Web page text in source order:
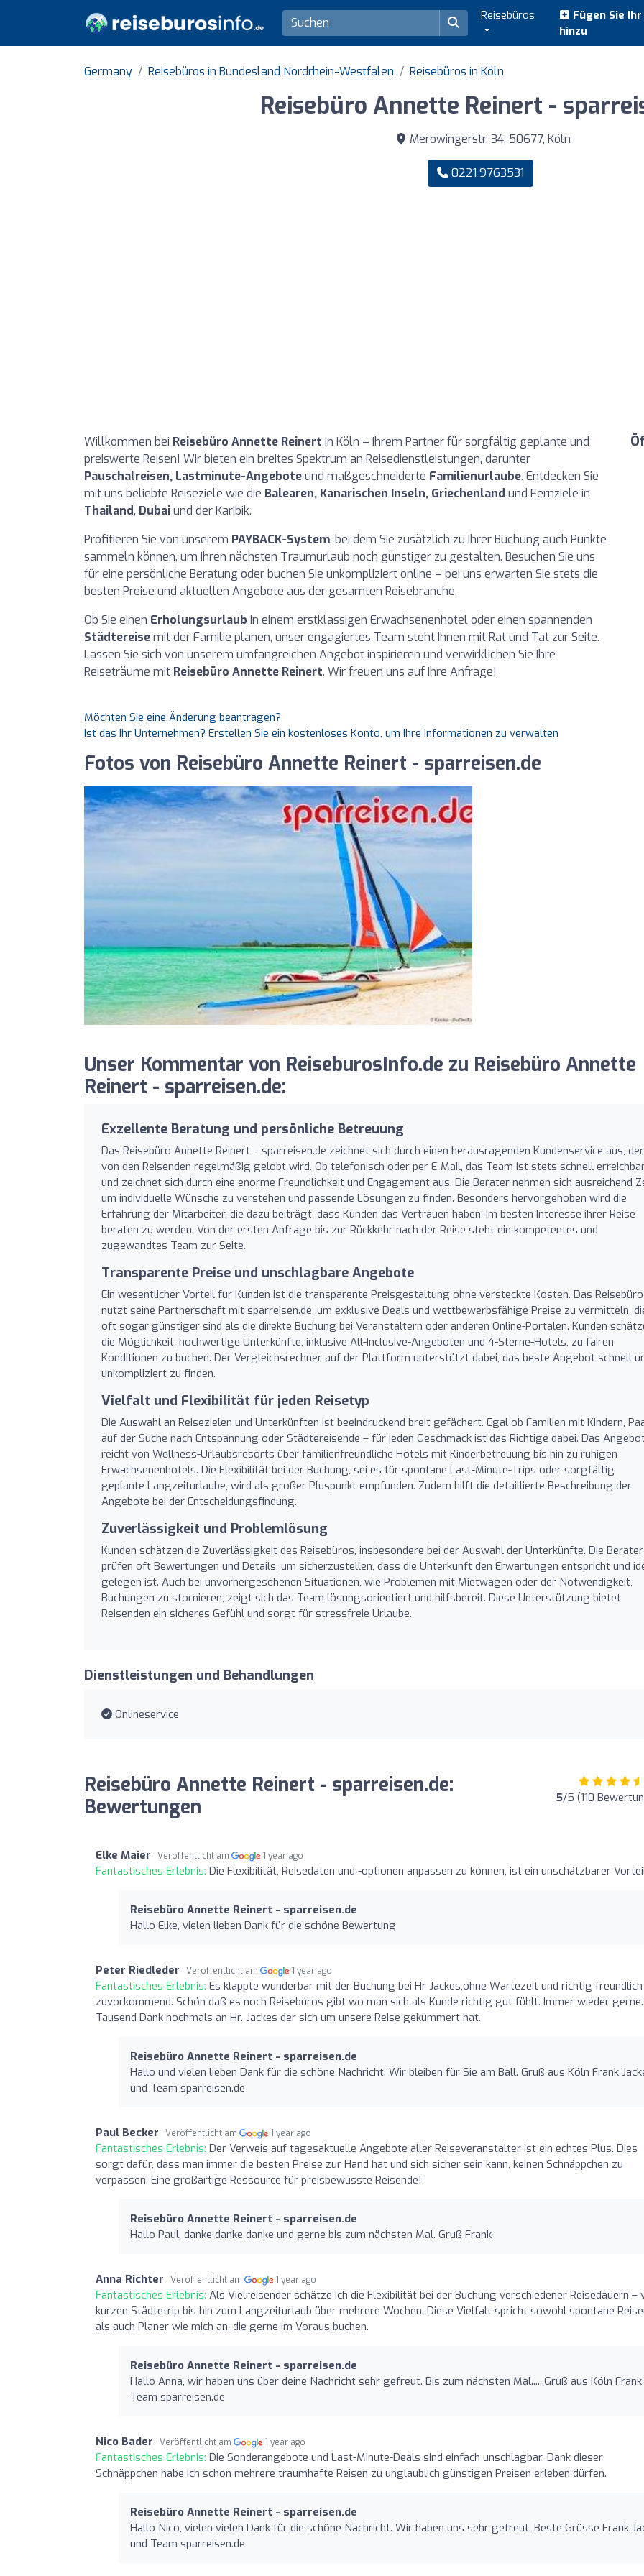
Reisebüros
Fügen Sie
hinzu
Germany Reisebüros in Bundesland Nordrhein-Westfalen Reisebüros in Köln
Reisebüro Annette Reinert -
Merowingerstr. 34, 50677, Köln
0221 9763531
Willkommen bei Reisebüro Annette Reinert in Köln – Ihrem Partner für sorgfältig geplante und
preiswerte Reisen! Wir bieten ein breites Spektrum an Reisedienstleistungen, darunter
Pauschalreisen, Lastminute-Angeboteund maßgeschneiderte Familienurlaube. Entdecken Sie
mit uns beliebte Reiseziele wie die Balearen, Kanarischen Inseln, Griechenland und Fernziele in
Thailand, Dubaiund der Karibik.
Profitieren Sie von unserem PAYBACK-System, bei dem Sie zusätzlich zu Ihrer Buchung auch Punkte
sammeln können, um Ihren nächsten Traumurlaub noch günstiger zu gestalten. Besuchen Sie uns
für eine persönliche Beratung oder buchen Sie unkompliziert online – bei uns erwarten Sie stets die
besten Preise und aktuellen Angebote aus der gesamten Reisebranche.
Ob Sie einen Erholungsurlaub in einem erstklassigen Erwachsenenhotel oder einen spannenden
Städtereisemit der Familie planen, unser engagiertes Team steht Ihnen mit Rat und Tat zur Seite.
Lassen Sie sich von unserem umfangreichen Angebot inspirieren und verwirklichen Sie Ihre
Reiseträume mit Reisebüro Annette Reinert. Wir freuen uns auf Ihre Anfrage!
Möchten Sie eine Änderung beantragen?
Ist das Ihr Unternehmen? Erstellen Sie ein kostenloses Konto, um Ihre Informationen zu verwalten
Fotos von Reisebüro Annette Reinert - sparreisen.de
Unser Kommentar von ReiseburosInfo.de zu Reisebüro Annette
Reinert - sparreisen.de:
Exzellente Beratung und persönliche Betreuung
Das Reisebüro Annette Reinert – sparreisen.de zeichnet sich durch einen herausragenden Kundenservice aus, der
von den Reisenden regelmäßig gelobt wird. Ob telefonisch oder per E-Mail, das Team ist stets schnell
und zeichnet sich durch eine enorme Freundlichkeit und Engagement aus. Die Berater nehmen sich ausreichend
um individuelle Wünsche zu verstehen und passende Lösungen zu finden. Besonders hervorgehoben wird die
Erfahrung der Mitarbeiter, die dazu beiträgt, dass Kunden das Vertrauen haben, im besten Interesse ihrer Reise
beraten zu werden. Von der ersten Anfrage bis zur Rückkehr nach der Reise steht ein kompetentes und
zugewandtes Team zur Seite.
Transparente Preise und unschlagbare Angebote
Ein wesentlicher Vorteil für Kunden ist die transparente Preisgestaltung ohne versteckte Kosten. Das Reisebüro
nutzt seine Partnerschaft mit sparreisen.de, um exklusive Deals und wettbewerbsfähige Preise zu vermitteln,
oft sogar günstiger sind als die direkte Buchung bei Veranstaltern oder anderen Online-Portalen. Kunden
die Möglichkeit, hochwertige Unterkünfte, inklusive All-Inclusive-Angeboten und 4-Sterne-Hotels, zu fairen
Konditionen zu buchen. Der Vergleichsrechner auf der Plattform unterstützt dabei, das beste Angebot schnell
unkompliziert zu finden.
Vielfalt und Flexibilität für jeden Reisetyp
Die Auswahl an Reisezielen und Unterkünften ist beeindruckend breit gefächert. Egal ob Familien mit Kindern,
auf der Suche nach Entspannung oder Städtereisende – für jeden Geschmack ist das Richtige dabei. Das
reicht von Wellness-Urlaubsresorts über familienfreundliche Hotels mit Kinderbetreuung bis hin zu ruhigen
Erwachsenenhotels. Die Flexibilität bei der Buchung, sei es für spontane Last-Minute-Trips oder sorgfältig
geplante Langzeiturlaube, wird als großer Pluspunkt empfunden. Zudem hilft die detaillierte Beschreibung der
Angebote bei der Entscheidungsfindung.
Zuverlässigkeit und Problemlösung
Kunden schätzen die Zuverlässigkeit des Reisebüros, insbesondere bei der Auswahl der Unterkünfte. Die Berater
prüfen oft Bewertungen und Details, um sicherzustellen, dass die Unterkunft den Erwartungen entspricht und
gelegen ist. Auch bei unvorhergesehenen Situationen, wie Problemen mit Mietwagen oder der Notwendigkeit,
Buchungen zu stornieren, zeigt sich das Team lösungsorientiert und hilfsbereit. Diese Unterstützung bietet
Reisenden ein sicheres Gefühl und sorgt für stressfreie Urlaube.
Dienstleistungen und Behandlungen
Onlineservice
Reisebüro Annette Reinert - sparreisen.de:
Bewertungen
5/5 (110
Elke Maier Veröffentlicht am 1 year ago
Fantastisches Erlebnis: Die Flexibilität, Reisedaten und -optionen anpassen zu können, ist ein unschätzbarer
Reisebüro Annette Reinert - sparreisen.de
Hallo Elke, vielen lieben Dank für die schöne Bewertung
Peter Riedleder Veröffentlicht am 1 year ago
Fantastisches Erlebnis: Es klappte wunderbar mit der Buchung bei Hr Jackes,ohne Wartezeit und richtig freundlich
zuvorkommend. Schön daß es noch Reisebüros gibt wo man sich als Kunde richtig gut fühlt. Immer wieder gerne.
Tausend Dank nochmals an Hr. Jackes der sich um unsere Reise gekümmert hat.
Reisebüro Annette Reinert - sparreisen.de
Hallo und vielen lieben Dank für die schöne Nachricht. Wir bleiben für Sie am Ball. Gruß aus Köln Frank
und Team sparreisen.de
Paul Becker Veröffentlicht am 1 year ago
Fantastisches Erlebnis: Der Verweis auf tagesaktuelle Angebote aller Reiseveranstalter ist ein echtes Plus. Dies
sorgt dafür, dass man immer die besten Preise zur Hand hat und sich sicher sein kann, keinen Schnäppchen zu
verpassen. Eine großartige Ressource für preisbewusste Reisende!
Reisebüro Annette Reinert - sparreisen.de
Hallo Paul, danke danke danke und gerne bis zum nächsten Mal. Gruß Frank
Anna Richter Veröffentlicht am 1 year ago
Fantastisches Erlebnis: Als Vielreisender schätze ich die Flexibilität bei der Buchung verschiedener Reisedauern –
kurzen Städtetrip bis hin zum Langzeiturlaub über mehrere Wochen. Diese Vielfalt spricht sowohl spontane
als auch Planer wie mich an, die gerne im Voraus buchen.
Reisebüro Annette Reinert - sparreisen.de
Hallo Anna, wir haben uns über deine Nachricht sehr gefreut. Bis zum nächsten Mal......Gruß aus Köln Frank
Team sparreisen.de
Nico Bader Veröffentlicht am 1 year ago
Fantastisches Erlebnis: Die Sonderangebote und Last-Minute-Deals sind einfach unschlagbar. Dank dieser
Schnäppchen habe ich schon mehrere traumhafte Reisen zu unglaublich günstigen Preisen erleben dürfen.
Reisebüro Annette Reinert - sparreisen.de
Hallo Nico, vielen vielen Dank für die schöne Nachricht. Wir haben uns sehr gefreut. Beste Grüsse Frank
und Team sparreisen.de